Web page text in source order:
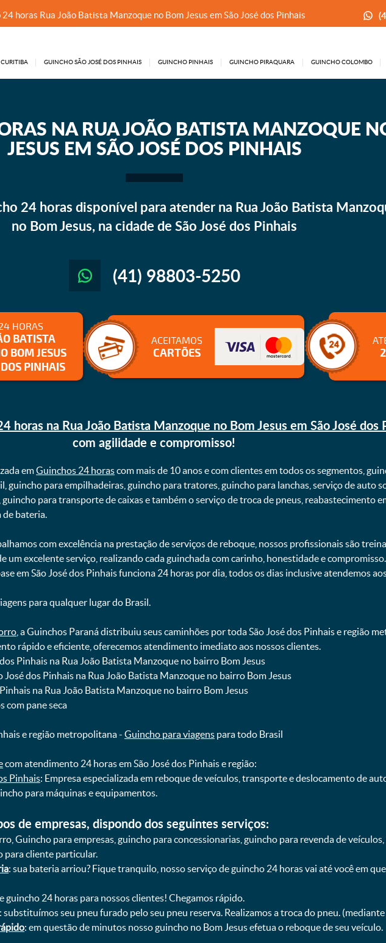
24 horas Rua João Batista Manzoque no Bom Jesus em São José dos Pinhais
GUINCHO SÃO JOSÉ DOS PINHAIS GUINCHO PINHAIS GUINCHO PIRAQUARA GUINCHO COLOMBO
NA RUA JOÃO BATISTA MANZOQUE
JESUS EM SÃO JOSÉ DOS PINHAIS
24 horas disponível para atender na Rua João Batista
no Bom Jesus, na cidade de São José dos Pinhais
(41) 98803-5250
HORAS
BATISTA
BOM JESUS
PINHAIS
ACEITAMOS
CARTÕES
horas na Rua João Batista Manzoque no Bom Jesus em São José dos
com agilidade e compromisso!
emGuinchos 24 horascom mais de 10 anos e com clientes em todos os segmentos,
guincho para empilhadeiras, guincho para tratores, guincho para lanchas, serviço de auto
para transporte de caixas e também o serviço de troca de pneus, reabastecimento
ㅤㅤ
com excelência na prestação de serviços de reboque, nossos profissionais são
um excelente serviço, realizando cada guinchada com carinho, honestidade e compromisso.
base em São José dos Pinhais funciona 24 horas por dia, todos os dias inclusive atendemos
viagens para qualquer lugar do Brasil.
, a Guinchos Paraná distribuiu seus caminhões por toda São José dos Pinhais e região
rápido e eficiente, oferecemos atendimento imediato aos nossos clientes.
dos Pinhais na Rua João Batista Manzoque no bairro Bom Jesus
José dos Pinhais na Rua João Batista Manzoque no bairro Bom Jesus
Pinhais na Rua João Batista Manzoque no bairro Bom Jesus
com pane seca
e região metropolitana -Guincho para viagens para todo Brasil
com atendimento 24 horas em São José dos Pinhais e região:
Pinhais: Empresa especializada em reboque de veículos, transporte e deslocamento de
para máquinas e equipamentos.
de empresas, dispondo dos seguintes serviços:
Guincho para empresas, guincho para concessionarias, guincho para revenda de
para cliente particular.
: sua bateria arriou? Fique tranquilo, nosso serviço de guincho 24 horas vai até você em
guincho 24 horas para nossos clientes! Chegamos rápido.
: substituímos seu pneu furado pelo seu pneu reserva. Realizamos a troca do pneu.
: em questão de minutos nosso guincho no Bom Jesus efetua o reboque de seu veículo.